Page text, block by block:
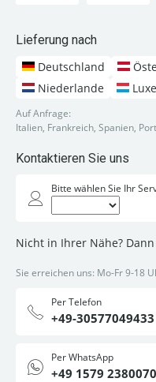
Lieferung nach
Deutschland
Niederlande
Auf Anfrage:
Italien, Frankreich, Spanien,
Kontaktieren Sie uns
Bitte wählen Sie Ihr
Nicht in Ihrer Nähe?
Sie erreichen uns: Mo-Fr 9-18
Per Telefon
+49-30577049433
Per WhatsApp
+49 1579 2380070